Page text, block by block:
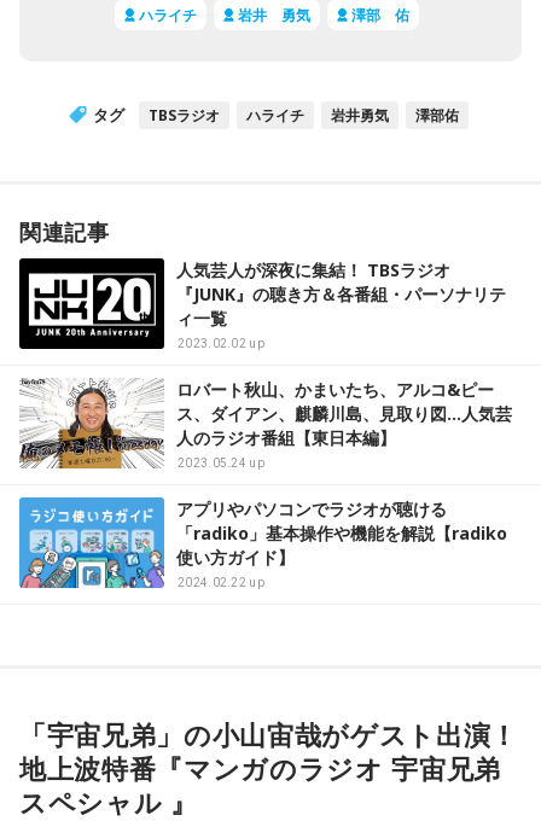
ハライチ 岩井 勇気 澤部 佑
タグ TBSラジオ ハライチ 岩井勇気 澤部佑
関連記事
人気芸人が深夜に集結！ TBSラジオ
『JUNK』の聴き方＆各番組・パーソナリテ
ィ一覧
2023.02.02 up
ロバート秋山、かまいたち、アルコ&ピー
ス、ダイアン、麒麟川島、見取り図…人気芸
人のラジオ番組【東日本編】
2023.05.24 up
アプリやパソコンでラジオが聴ける
「radiko」基本操作や機能を解説【radiko
使い方ガイド】
2024.02.22 up
「宇宙兄弟」の小山宙哉がゲスト出演！
地上波特番『マンガのラジオ 宇宙兄弟
スペシャル 』